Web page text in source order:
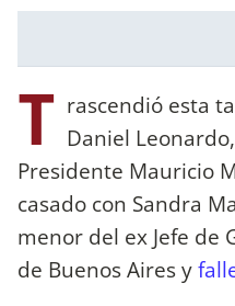
T rascendió esta
Daniel
Presidente Mauricio
casado con Sandra
menor del ex Jefe de
de Buenos Aires y